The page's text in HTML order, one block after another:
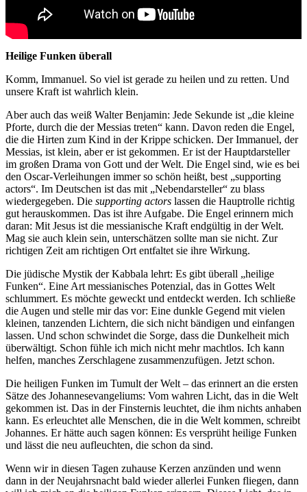
Heilige Funken überall
Komm, Immanuel. So viel ist gerade zu heilen und zu retten. Und
unsere Kraft ist wahrlich klein.
Aber auch das weiß Walter Benjamin: Jede Sekunde ist „die kleine
Pforte, durch die der Messias treten“ kann. Davon reden die Engel,
die die Hirten zum Kind in der Krippe schicken. Der Immanuel, der
Messias, ist klein, aber er ist gekommen. Er ist der Hauptdarsteller
im großen Drama von Gott und der Welt. Die Engel sind, wie es bei
den Oscar-Verleihungen immer so schön heißt, best „supporting
actors“. Im Deutschen ist das mit „Nebendarsteller“ zu blass
wiedergegeben. Die supporting actors lassen die Hauptrolle richtig
gut herauskommen. Das ist ihre Aufgabe. Die Engel erinnern mich
daran: Mit Jesus ist die messianische Kraft endgültig in der Welt.
Mag sie auch klein sein, unterschätzen sollte man sie nicht. Zur
richtigen Zeit am richtigen Ort entfaltet sie ihre Wirkung.
Die jüdische Mystik der Kabbala lehrt: Es gibt überall „heilige
Funken“. Eine Art messianisches Potenzial, das in Gottes Welt
schlummert. Es möchte geweckt und entdeckt werden. Ich schließe
die Augen und stelle mir das vor: Eine dunkle Gegend mit vielen
kleinen, tanzenden Lichtern, die sich nicht bändigen und einfangen
lassen. Und schon schwindet die Sorge, dass die Dunkelheit mich
überwältigt. Schon fühle ich mich nicht mehr machtlos. Ich kann
helfen, manches Zerschlagene zusammenzufügen. Jetzt schon.
Die heiligen Funken im Tumult der Welt – das erinnert an die ersten
Sätze des Johannesevangeliums: Vom wahren Licht, das in die Welt
gekommen ist. Das in der Finsternis leuchtet, die ihm nichts anhaben
kann. Es erleuchtet alle Menschen, die in die Welt kommen, schreibt
Johannes. Er hätte auch sagen können: Es versprüht heilige Funken
und lässt die neu aufleuchten, die schon da sind.
Wenn wir in diesen Tagen zuhause Kerzen anzünden und wenn
dann in der Neujahrsnacht bald wieder allerlei Funken fliegen, dann